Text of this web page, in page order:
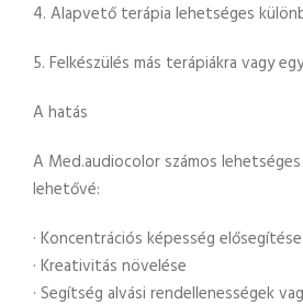
4. Alapvető terápia lehetséges
5. Felkészülés más terápiákra vagy
A hatás
A Med.audiocolor számos
lehetővé:
· Koncentrációs képesség elősegítése
· Kreativitás növelése
· Segítség alvási rendellenességek